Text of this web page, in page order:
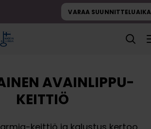
VARAA SUUNNITTELUAIKA
AVAINLIPPU-
KEITTIÖ